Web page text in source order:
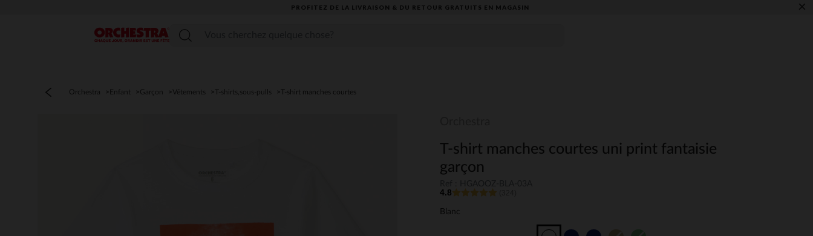
PROFITEZ DE LA LIVRAISON & DU RETOUR GRATUITS EN MAGASIN​ ×
Menu
Orchestra Enfant Garçon Vêtements T-shirts,sous-pulls T-shirt manches courtes
T-shirt manches courtes uni print fantaisie
garçon
4.8
Blanc